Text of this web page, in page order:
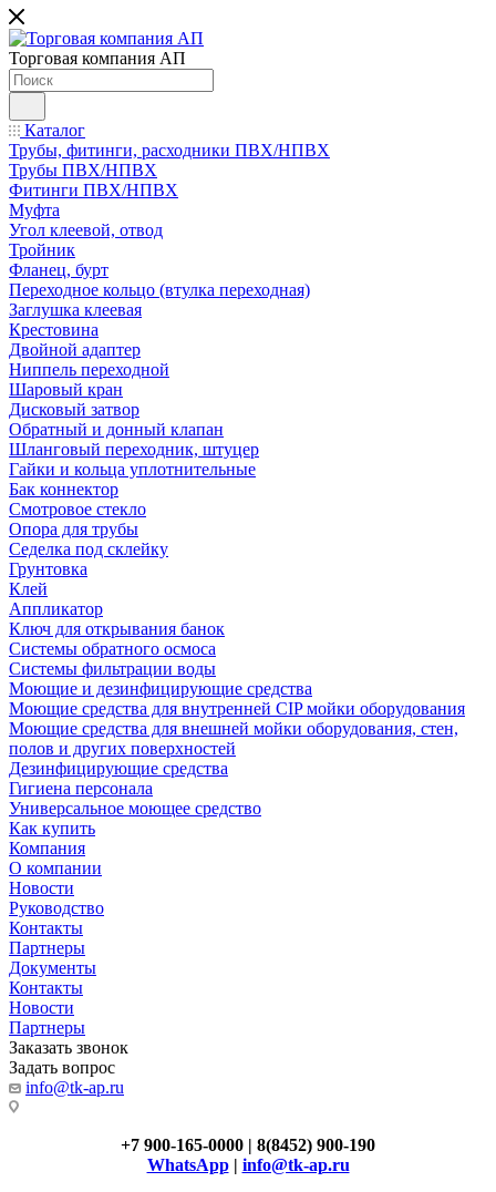
Торговая компания АП
Каталог
Трубы, фитинги, расходники ПВХ/НПВХ
Трубы ПВХ/НПВХ
Фитинги ПВХ/НПВХ
Муфта
Угол клеевой, отвод
Тройник
Фланец, бурт
Переходное кольцо (втулка переходная)
Заглушка клеевая
Крестовина
Двойной адаптер
Ниппель переходной
Шаровый кран
Дисковый затвор
Обратный и донный клапан
Шланговый переходник, штуцер
Гайки и кольца уплотнительные
Бак коннектор
Смотровое стекло
Опора для трубы
Седелка под склейку
Грунтовка
Клей
Аппликатор
Ключ для открывания банок
Системы обратного осмоса
Системы фильтрации воды
Моющие и дезинфицирующие средства
Моющие средства для внутренней CIP мойки оборудования
Моющие средства для внешней мойки оборудования, стен,
полов и других поверхностей
Дезинфицирующие средства
Гигиена персонала
Универсальное моющее средство
Как купить
Компания
О компании
Новости
Руководство
Контакты
Партнеры
Документы
Контакты
Новости
Партнеры
Заказать звонок
Задать вопрос
info@tk-ap.ru
+7 900-165-0000 | 8(8452) 900-190
WhatsApp| info@tk-ap.ru